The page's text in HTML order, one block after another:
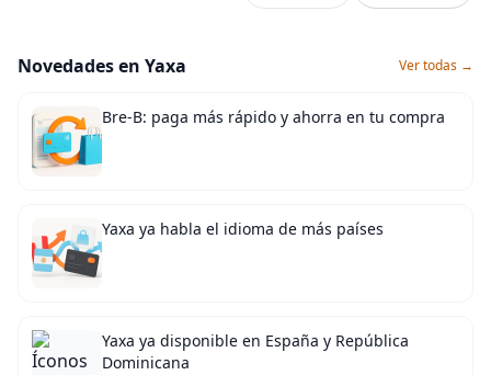
Novedades en Yaxa Ver todas →
Bre-B: paga más rápido y ahorra en tu compra
Yaxa ya habla el idioma de más países
Yaxa ya disponible en España y República
Dominicana